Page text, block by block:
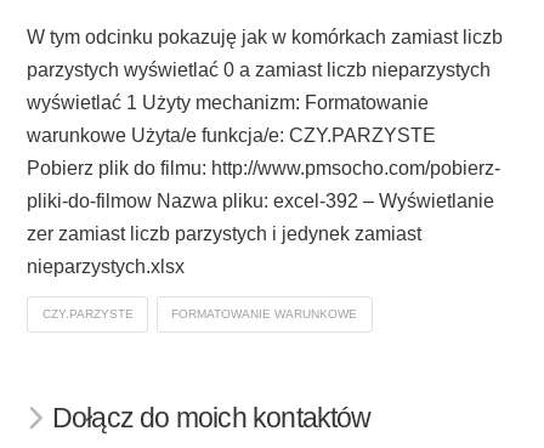
W tym odcinku pokazuję jak w komórkach zamiast liczb
parzystych wyświetlać 0 a zamiast liczb nieparzystych
wyświetlać 1 Użyty mechanizm: Formatowanie
warunkowe Użyta/e funkcja/e: CZY.PARZYSTE
Pobierz plik do filmu: http://www.pmsocho.com/pobierz-
pliki-do-filmow Nazwa pliku: excel-392 – Wyświetlanie
zer zamiast liczb parzystych i jedynek zamiast
nieparzystych.xlsx
CZY.PARZYSTE FORMATOWANIE WARUNKOWE
Dołącz do moich kontaktów